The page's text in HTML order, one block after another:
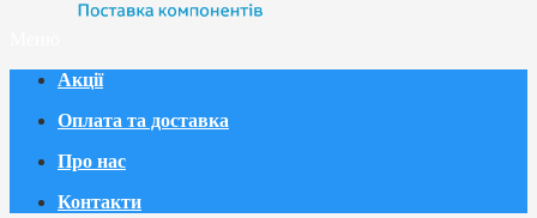
Акції
Оплата та доставка
Про нас
Контакти